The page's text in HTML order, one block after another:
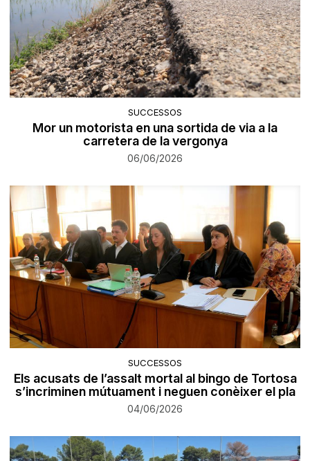
SUCCESSOS
Mor un motorista en una sortida de via a la
carretera de la vergonya
06/06/2026
SUCCESSOS
Els acusats de l’assalt mortal al bingo de Tortosa
s’incriminen mútuament i neguen conèixer el pla
04/06/2026